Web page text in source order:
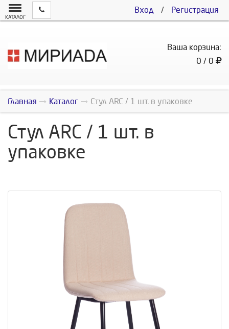
Вход / Регистрация
КАТАЛОГ
Ваша корзина:
0 / 0
Главная Каталог Стул ARC / 1 шт. в упаковке
Стул ARC / 1 шт. в
упаковке